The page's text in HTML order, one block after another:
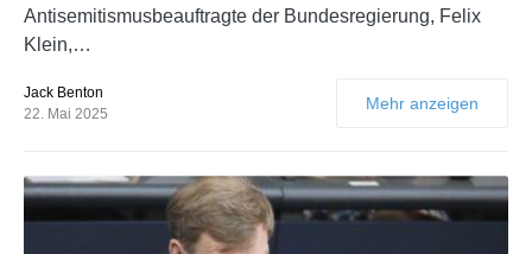
Antisemitismusbeauftragte der Bundesregierung, Felix
Klein,…
Jack Benton
22. Mai 2025
Mehr anzeigen